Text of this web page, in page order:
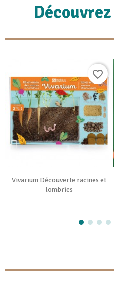
Vivarium Découverte racines et
lombrics
favorite_border